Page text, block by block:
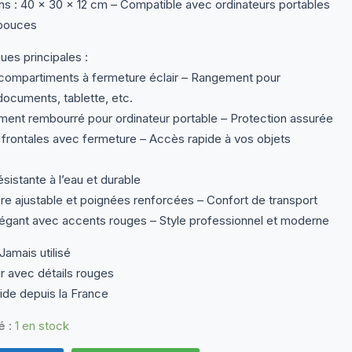
était :
22,50 €.19,50 €.
: 40 x 30 x 12 cm – Compatible avec ordinateurs portables
principales :
à fermeture éclair – Rangement pour
tablette, etc.
rembourré pour ordinateur portable – Protection assurée
avec fermeture – Accès rapide à vos objets
à l’eau et durable
ajustable et poignées renforcées – Confort de transport
avec accents rouges – Style professionnel et moderne
utilisé
avec détails rouges
depuis la France
: 1 en stock